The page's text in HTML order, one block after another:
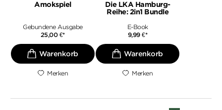
Amokspiel
Gebundene Ausgabe
25,00 €*
Merken
Die LKA Hamburg-
Reihe: 2in1 Bundle
E-Book
9,99€*
Merken